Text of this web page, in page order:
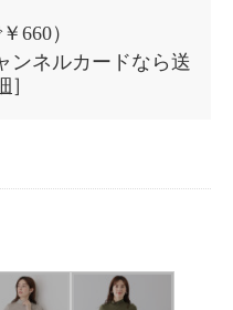
660）
ンネルカードなら送
］